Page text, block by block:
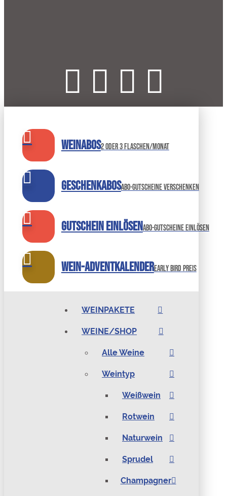
Weinabos2 oder 3 Flaschen/Monat
GeschenkabosAbo-Gutscheine verschenken
Gutschein einlösenabo-gutscheine einlösen
Wein-AdventkalenderEarly bird preis
WEINPAKETE
WEINE/SHOP
Alle Weine
Weintyp
Weißwein
Rotwein
Naturwein
Sprudel
Champagner